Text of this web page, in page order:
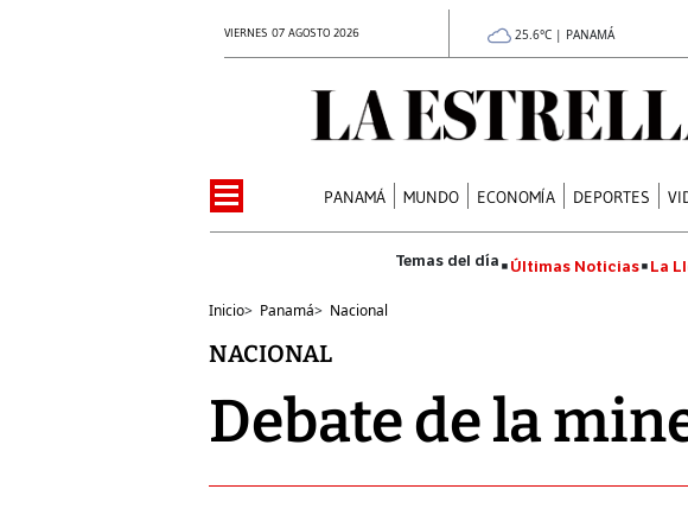
VIERNES 07 AGOSTO 2026 25.6°C | PANAMÁ
PANAMÁ MUNDO ECONOMÍA DEPORTES
Últimas Noticias La
Inicio> Panamá> Nacional
NACIONAL
Debate de la